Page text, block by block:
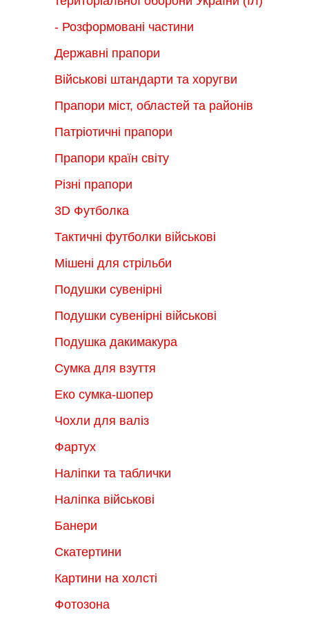
- Розформовані частини
Державні прапори
Військові штандарти та хоругви
Прапори міст, областей та районів
Патріотичні прапори
Прапори країн світу
Різні прапори
3D Футболка
Тактичні футболки військові
Мішені для стрільби
Подушки сувенірні
Подушки сувенірні військові
Подушка дакимакура
Сумка для взуття
Еко сумка-шопер
Чохли для валіз
Фартух
Наліпки та таблички
Наліпка військові
Банери
Скатертини
Картини на холсті
Фотозона